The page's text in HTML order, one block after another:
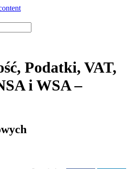
Podatki, VAT,
i WSA –